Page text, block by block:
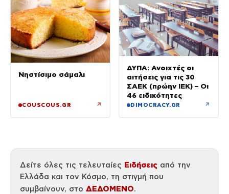
Νηστίσιμο σάμαλι
COUSCOUS.GR ↗
ΔΥΠΑ: Ανοιχτές οι
αιτήσεις για τις 30
ΣΑΕΚ (πρώην ΙΕΚ) – Οι
46 ειδικότητες
DIMOCRACY.GR ↗
Δείτε όλες τις τελευταίες Ειδήσεις από την
Ελλάδα και τον Κόσμο, τη στιγμή που
συμβαίνουν, στο ΔΕΔΟΜΕΝΟ.